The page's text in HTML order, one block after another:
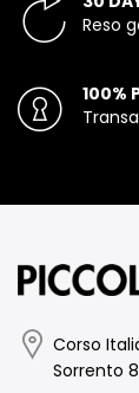
Reso
100%
Corso
Sorrento